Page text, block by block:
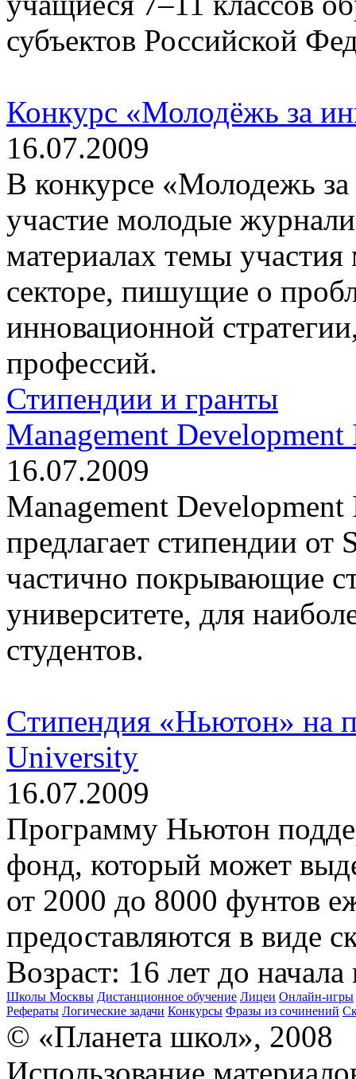
субъектов Российской
Конкурс «Молодёжь за
16.07.2009
В конкурсе «Молодежь
участие молодые
материалах темы
секторе, пишущие о
инновационной
профессий.
Стипендии и гранты
Management
16.07.2009
Management
предлагает стипендии
частично покрывающие
университете, для
студентов.
Cтипендия «Ньютон» на
University
16.07.2009
Программу Ньютон
фонд, который может
от 2000 до 8000 фунтов
предоставляются в виде
Возраст: 16 лет до
Школы Москвы Дистанционное обучение Лицеи Онлайн-игры
Рефераты Логические задачи Конкурсы Фразы из сочинений
© «Планета школ», 2008